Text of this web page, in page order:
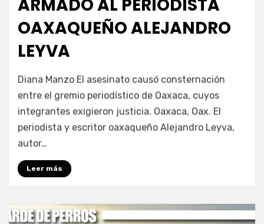
ARMADO AL PERIODISTA
OAXAQUEÑO ALEJANDRO
LEYVA
Fernando Miranda Servín
Diana Manzo El asesinato causó consternación
entre el gremio periodístico de Oaxaca, cuyos
integrantes exigieron justicia. Oaxaca, Oax. El
periodista y escritor oaxaqueño Alejandro Leyva,
autor…
Leer más